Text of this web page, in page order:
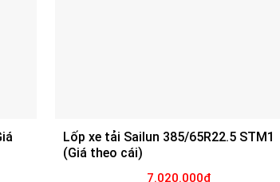
Lốp xe tải Sailun 385/65R22.5 STM1
(Giá theo cái)
7.020.000₫